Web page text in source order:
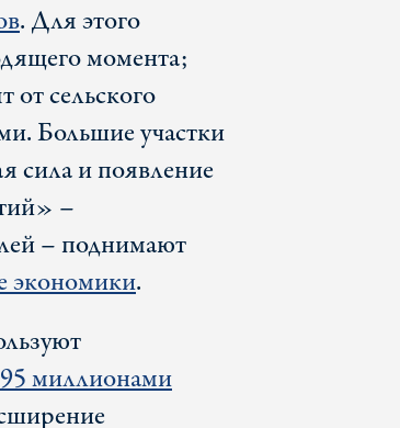
. Для этого
момента;
от сельского
Большие участки
сила и появление
–
– поднимают
экономики.
миллионами